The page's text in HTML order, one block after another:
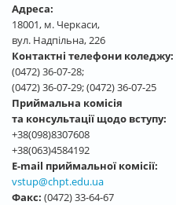
Адреса:
18001, м. Черкаси,
вул. Надпільна, 226
Контактні телефони коледжу:
(0472) 36-07-28;
(0472) 36-07-29; (0472) 36-07-25
Приймальна комісія
та консультації щодо вступу:
+38(098)8307608
+38(063)4584192
E-mail приймальної комісії:
vstup@chpt.edu.ua
Факс: (0472) 33-64-67